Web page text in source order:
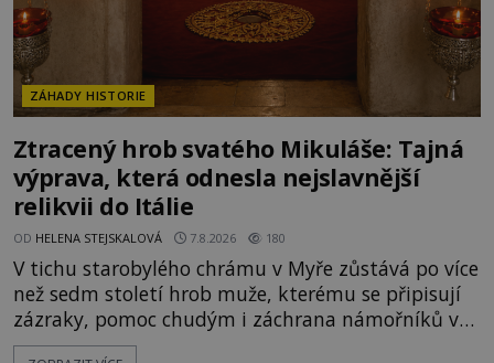
ZÁHADY HISTORIE
Ztracený hrob svatého Mikuláše: Tajná
výprava, která odnesla nejslavnější
relikvii do Itálie
OD HELENA STEJSKALOVÁ 7.8.2026 180
V tichu starobylého chrámu v Myře zůstává po více
než sedm století hrob muže, kterému se připisují
zázraky, pomoc chudým i záchrana námořníků v
bouřích. Pak ale přichází rok 1087 a klidné místo